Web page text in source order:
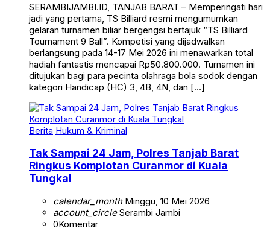
SERAMBIJAMBI.ID, TANJAB BARAT – Memperingati hari
jadi yang pertama, TS Billiard resmi mengumumkan
gelaran turnamen biliar bergengsi bertajuk “TS Billiard
Tournament 9 Ball”. Kompetisi yang dijadwalkan
berlangsung pada 14-17 Mei 2026 ini menawarkan total
hadiah fantastis mencapai Rp50.800.000. Turnamen ini
ditujukan bagi para pecinta olahraga bola sodok dengan
kategori Handicap (HC) 3, 4B, 4N, dan […]
Berita Hukum & Kriminal
Tak Sampai 24 Jam, Polres Tanjab Barat
Ringkus Komplotan Curanmor di Kuala
Tungkal
calendar_monthMinggu, 10 Mei 2026
account_circleSerambi Jambi
0Komentar